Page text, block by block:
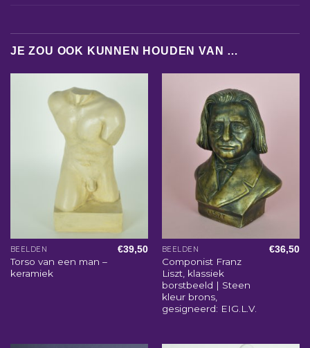
JE ZOU OOK KUNNEN HOUDEN VAN …
BEELDEN
Torso van een man –
keramiek
€39,50 BEELDEN
Componist Franz
Liszt, klassiek
borstbeeld | Steen
kleur brons,
gesigneerd: EIG.L.V.
€36,50